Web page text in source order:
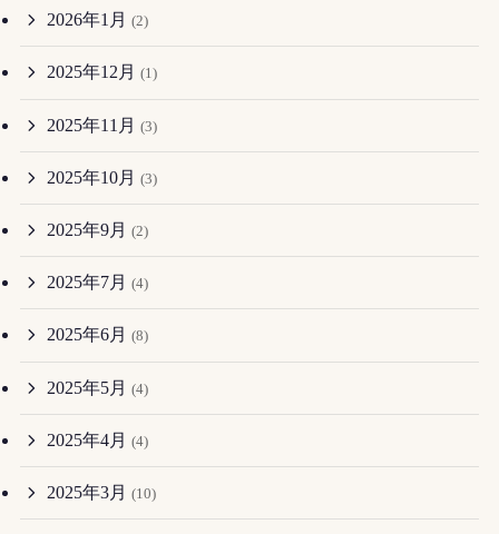
2026年1月 (2)
2025年12月 (1)
2025年11月 (3)
2025年10月 (3)
2025年9月 (2)
2025年7月 (4)
2025年6月 (8)
2025年5月 (4)
2025年4月 (4)
2025年3月 (10)